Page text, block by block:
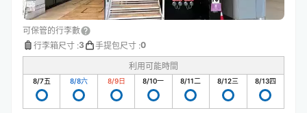
可保管的行李數
行李箱尺寸 :3 手提包尺寸 :0
利用可能時間
8/7五 8/8六 8/9日 8/10一 8/11二 8/12三 8/13四